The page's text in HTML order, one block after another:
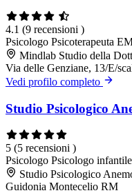
4.1 (9 recensioni )
Psicologo Psicoterapeuta
Mindlab Studio della
Via delle Genziane, 13/E/
Vedi profilo completo
Studio Psicologico
5 (5 recensioni )
Psicologo Psicologo infantile
Studio Psicologico
Guidonia Montecelio RM